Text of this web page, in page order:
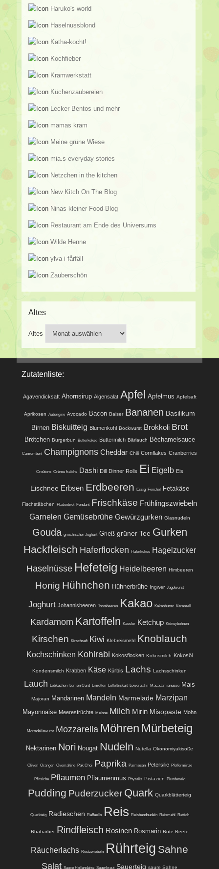
Haruko's world
Haselnussblond
Katha-kocht!
Kochfieber
Kramwerkstatt
Küchenzaubereien
Lecker Bentos und mehr
mamas kram
Meine grüne Wiese
mia.s everyday stories
Netzchen in the kitchen
New Kitch On The Blog
Ninas kleiner Food-Blog
Restaurant am Ende des Universums
Wilde Henne
ylva i fårfäll
Zauberschön
Altes
Altes
Zutatenliste:
Agavendicksaft Ahornsirup Algensalat Apfel Apfelmus Apfelsaft
Aprikosen Aubergine Avocado Bacon Baiser Bananen Basilikum
Birnen Biskuitteig Blumenkohl Bockwurst Brokkoli Brot
Brötchen Burgerbun Butterkekse Buttermilch Bärlauch Béchamelsauce
Camembert Champignons Cheddar Chili Cornflakes Cranberries
Croûtons Crème fraîche Dashi Dill Dinner Rolls Ei Eigelb Eis
Eischnee Erbsen Erdbeeren Essig Fenchel Fetakäse
Fischstäbchen Fladenbrot Fondant Frischkäse Frühlingszwiebeln
Garnelen Gemüsebrühe Gewürzgurken Glasnudeln
Gouda griechischer Joghurt Grieß grüner Tee Gurken
Hackfleisch Haferflocken Haferkekse Hagelzucker
Haselnüsse Hefeteig Heidelbeeren Himbeeren
Honig Hühnchen Hühnerbrühe Ingwer Jagdwurst
Joghurt Johannisbeeren Jostabeeren Kakao Kakaobutter Karamell
Kardamom Kartoffeln Kassler Ketchup Kidneybohnen
Kirschen Kirschsaft Kiwi Klebreismehl Knoblauch
Kochschinken Kohlrabi Kokosflocken Kokosmilch Kokosöl
Kondensmilch Krabben Käse Kürbis Lachs Lachsschinken
Lauch Lebkuchen Lemon Curd Limetten Löffelbiskuit Löwenzahn Macadamianüsse Mais
Majoran Mandarinen Mandeln Marmelade Marzipan
Mayonnaise Meeresfrüchte Melone Milch Mirin Misopaste Mohn
Mortadellawurst Mozzarella Möhren Mürbeteig
Nektarinen Nori Nougat Nudeln Nutella Okonomiyakisoße
Oliven Orangen Ovomaltine Pak Choi Paprika Parmesan Petersilie Pfefferminze
Pfirsiche Pflaumen Pflaumenmus Physalis Pistazien Plunderteig
Pudding Puderzucker Quark Quarkblätterteig
Quarkteig Radieschen Raffaello Reis Reisbandnudeln Reismehl Rettich
Rhabarber Rindfleisch Rosinen Rosmarin Rote Beete
Räucherlachs Röstzwiebeln Rührteig Sahne
Salat Sauce Hollandaise Sauerkraut Sauerteig saure Sahne